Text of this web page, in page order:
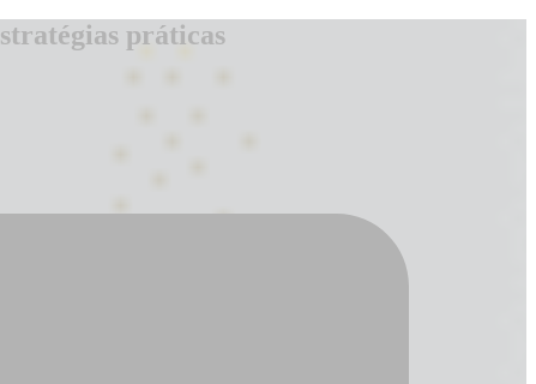
práticas